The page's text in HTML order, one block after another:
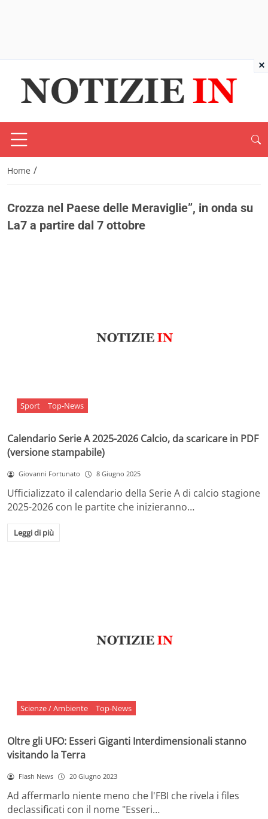
Home /
Crozza nel Paese delle Meraviglie”, in onda su
La7 a partire dal 7 ottobre
Sport Top-News
Calendario Serie A 2025-2026 Calcio, da scaricare in PDF
(versione stampabile)
Giovanni Fortunato 8 Giugno 2025
Ufficializzato il calendario della Serie A di calcio stagione
2025-2026 con le partite che inizieranno…
Leggi di più
Scienze / Ambiente Top-News
Oltre gli UFO: Esseri Giganti Interdimensionali stanno
visitando la Terra
Flash News 20 Giugno 2023
Ad affermarlo niente meno che l'FBI che rivela i files
declassificati con il nome "Esseri…
×